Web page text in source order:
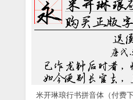
米开琳琅行书拼音体（付费